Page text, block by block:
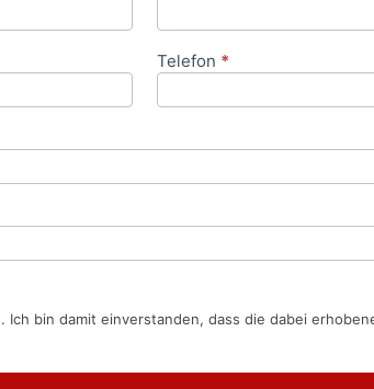
Telefon *
bin damit einverstanden, dass die dabei